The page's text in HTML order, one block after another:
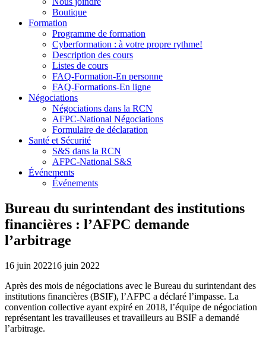
Boutique
Formation
Programme de formation
Cyberformation : à votre propre rythme!
Description des cours
Listes de cours
FAQ-Formation-En personne
FAQ-Formations-En ligne
Négociations
Négociations dans la RCN
AFPC-National Négociations
Formulaire de déclaration
Santé et Sécurité
S&S dans la RCN
AFPC-National S&S
Événements
Événements
Bureau du surintendant des institutions
financières : l’AFPC demande
l’arbitrage
16 juin 202216 juin 2022
Après des mois de négociations avec le Bureau du surintendant des
institutions financières (BSIF), l’AFPC a déclaré l’impasse. La
convention collective ayant expiré en 2018, l’équipe de négociation
représentant les travailleuses et travailleurs au BSIF a demandé
l’arbitrage.